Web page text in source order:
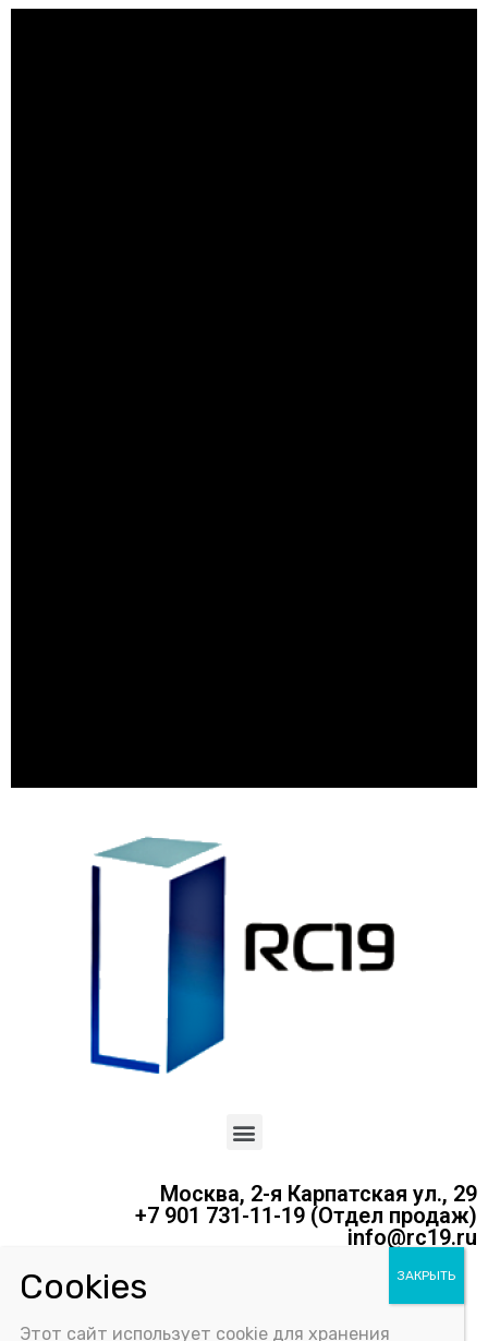
Москва, 2-я Карпатская ул., 29
+7 901 731-11-19 (Отдел продаж)
info@rc19.ru
Политика конфиденциальности
Этот сайт использует cookie для хранения